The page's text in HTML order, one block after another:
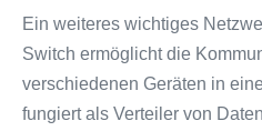
Ein weiteres wichtiges
Switch ermöglicht die
verschiedenen Geräten in
fungiert als Verteiler von